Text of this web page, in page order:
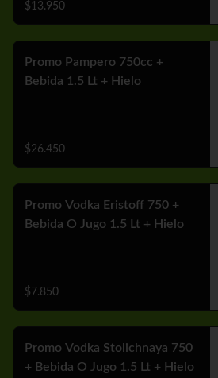
$13.950
Promo Pampero 750cc +
Bebida 1.5 Lt + Hielo
$26.450
Promo Vodka Eristoff 750 +
Bebida O Jugo 1.5 Lt + Hielo
$7.850
Promo Vodka Stolichnaya 750
+ Bebida O Jugo 1.5 Lt + Hielo